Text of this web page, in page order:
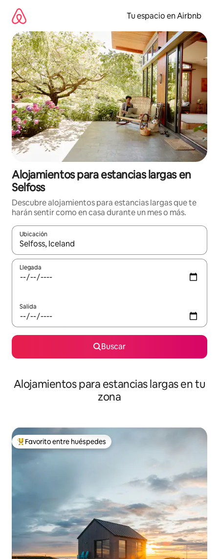
contenido
Tu espacio en Airbnb
Alojamientos para estancias largas en
Selfoss
Descubre alojamientos para estancias largas que te
harán sentir como en casa durante un mes o más.
Ubicación
Cuando los resultados estén disponibles, podrás navegar
Llegada
Salida
Buscar
Alojamientos para estancias largas en tu
zona
De los mejores en Favorito entre huéspedes
Favorito entre huéspedes